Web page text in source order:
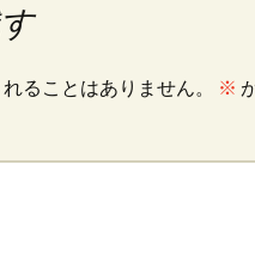
ることはありません。 ※